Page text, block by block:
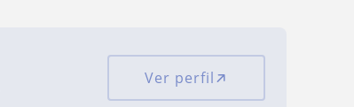
Ver perfil